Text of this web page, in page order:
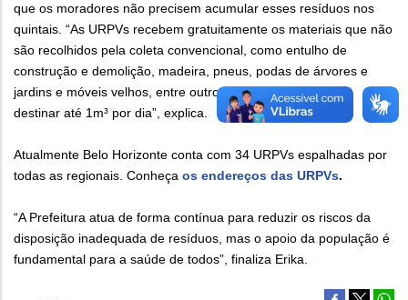
que os moradores não precisem acumular esses resíduos nos
quintais. “As URPVs recebem gratuitamente os materiais que não
são recolhidos pela coleta convencional, como entulho de
construção e demolição, madeira, pneus, podas de árvores e
jardins e móveis velhos, entre outros. Cada cidadão pode
destinar até 1m³ por dia”, explica.
Atualmente Belo Horizonte conta com 34 URPVs espalhadas por
todas as regionais. Conheça os endereços das URPVs.
“A Prefeitura atua de forma contínua para reduzir os riscos da
disposição inadequada de resíduos, mas o apoio da população é
fundamental para a saúde de todos”, finaliza Erika.